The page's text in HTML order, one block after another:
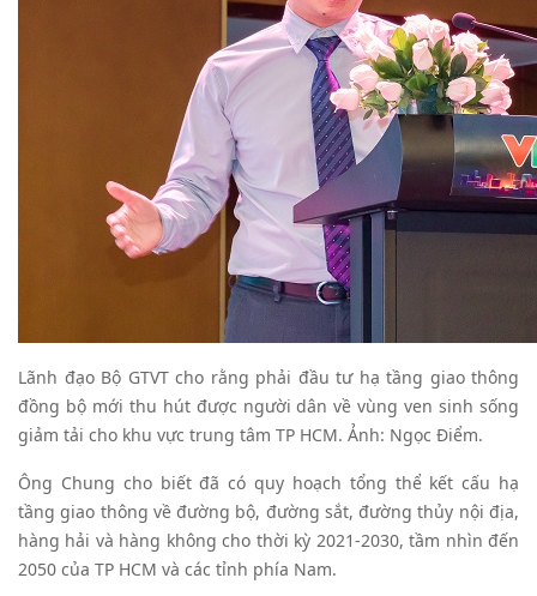
Lãnh đạo Bộ GTVT cho rằng phải đầu tư hạ tầng giao thông
đồng bộ mới thu hút được người dân về vùng ven sinh sống
giảm tải cho khu vực trung tâm TP HCM. Ảnh: Ngọc Điểm.
Ông Chung cho biết đã có quy hoạch tổng thể kết cấu hạ
tầng giao thông về đường bộ, đường sắt, đường thủy nội địa,
hàng hải và hàng không cho thời kỳ 2021-2030, tầm nhìn đến
2050 của TP HCM và các tỉnh phía Nam.